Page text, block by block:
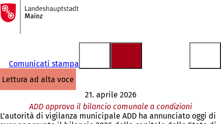
Vai al contenuto
Alla
pagina
iniziale
Comunicati stampa
lettura ad alta voce
21. aprile 2026
ADD approva il bilancio comunale a condizioni
L'autorità di vigilanza municipale ADD ha annunciato oggi di